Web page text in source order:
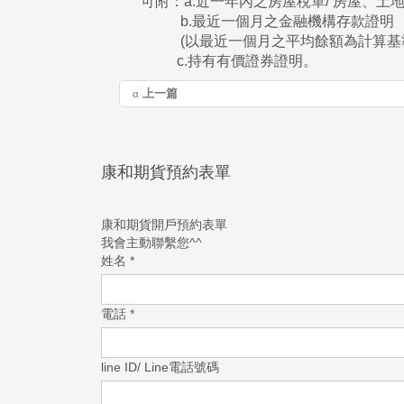
b.最近一個月之金融機構存款證明
(以最近一個月之平均餘額為計算基
c.持有有價證券證明。
上一篇
康和期貨預約表單
康和期貨開戶預約表單
我會主動聯繫您^^
姓名 *
電話 *
line ID/ Line電話號碼